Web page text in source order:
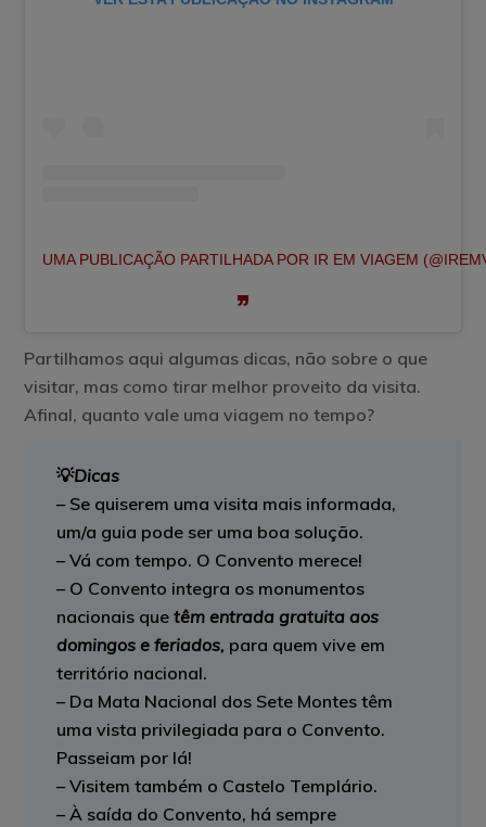
UMA PUBLICAÇÃO PARTILHADA POR IR EM VIAGEM
Partilhamos aqui algumas dicas, não sobre o que
visitar, mas como tirar melhor proveito da visita.
Afinal, quanto vale uma viagem no tempo?
💡Dicas
– Se quiserem uma visita mais informada,
um/a guia pode ser uma boa solução.
– Vá com tempo. O Convento merece!
– O Convento integra os monumentos
nacionais quetêm entrada gratuita aos
domingos e feriados, para quem vive em
território nacional.
– Da Mata Nacional dos Sete Montes têm
uma vista privilegiada para o Convento.
Passeiam por lá!
– Visitem também o Castelo Templário.
– À saída do Convento, há sempre